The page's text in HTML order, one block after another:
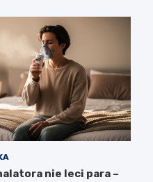
nie leci para –